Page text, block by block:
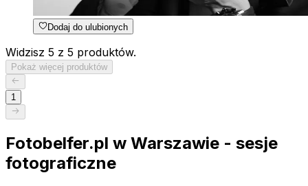
Dodaj do ulubionych
Widzisz 5 z 5 produktów.
Pokaż więcej produktów
1
Fotobelfer.pl w Warszawie - sesje
fotograficzne